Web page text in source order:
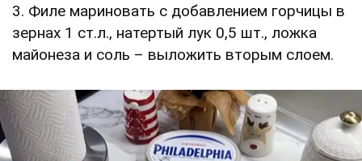
3. Филе мариновать с добавлением горчицы в
зернах 1 ст.л., натертый лук 0,5 шт., ложка
майонеза и соль – выложить вторым слоем.